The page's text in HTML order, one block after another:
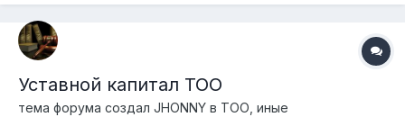
увеличивать/уменьшать уставной капитал, нап...
Уставной капитал ТОО
тема форума создал JHONNY в ТОО, иные